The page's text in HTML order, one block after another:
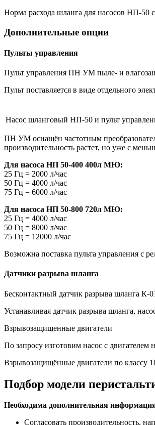
Норма расхода шланга для насосов НП-50
Дополнительные опции
Пульты управления
Пульт управления ПН УМ пыле- и
Пульт поставляется в виде отдельного
Насос шланговый НП-50 и пульт
ПН УМ оснащён частотным
производительность растет, но уже с
Для насоса НП 50-400 400л МЮ:
25 Гц = 2000 л/час
50 Гц = 4000 л/час
75 Гц = 6000 л/час
Для насоса НП 50-800 720л МЮ:
25 Гц = 4000 л/час
50 Гц = 8000 л/час
75 Гц = 12000 л/час
Возможна поставка пульта управления с
Датчики разрыва шланга
Бесконтактный датчик разрыва шланга К-
Устанавливая датчик разрыва шланга,
Взрывозащищенные двигатели
По запросу изготовим насос с
Взрывозащищённые двигатели по классу
Подбор модели
Необходима дополнительная
Согласовать производительность,